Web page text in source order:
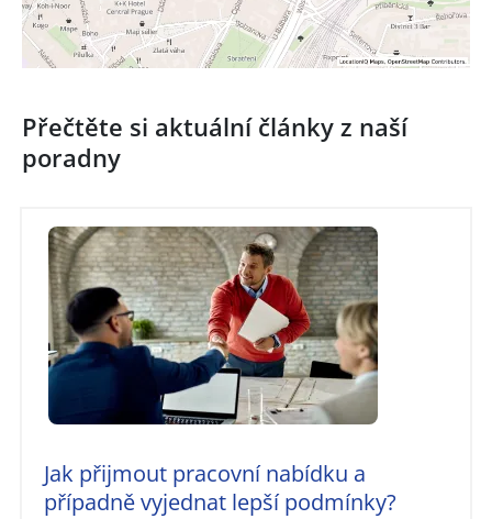
Přečtěte si aktuální články z naší
poradny
Jak přijmout pracovní nabídku a
případně vyjednat lepší podmínky?